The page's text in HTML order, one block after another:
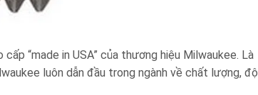
“made in USA” của thương hiệu Milwaukee. Là
luôn dẫn đầu trong ngành về chất lượng, độ